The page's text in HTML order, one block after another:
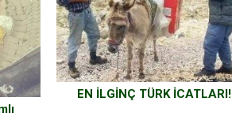
EN İLGİNÇ TÜRK İCATLARI!